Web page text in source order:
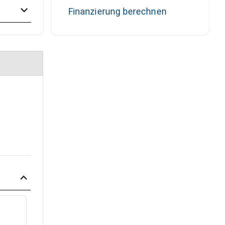
Finanzierung berechnen